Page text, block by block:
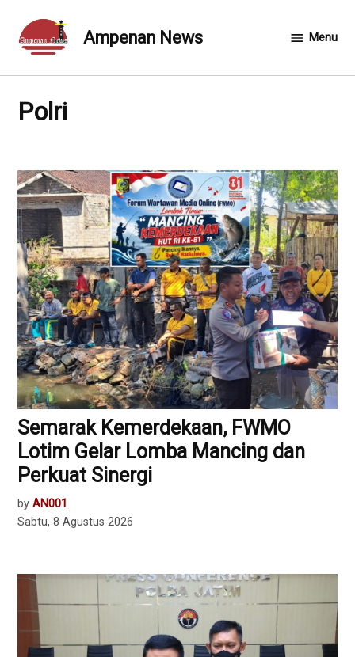
content
Ampenan News Menu
Polri
Semarak Kemerdekaan, FWMO
Lotim Gelar Lomba Mancing dan
Perkuat Sinergi
by AN001
Sabtu, 8 Agustus 2026